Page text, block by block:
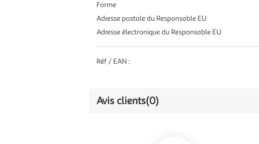
Forme
Adresse postale du Responsable EU
Adresse électronique du Responsable EU
Réf / EAN :
Avis clients(0)